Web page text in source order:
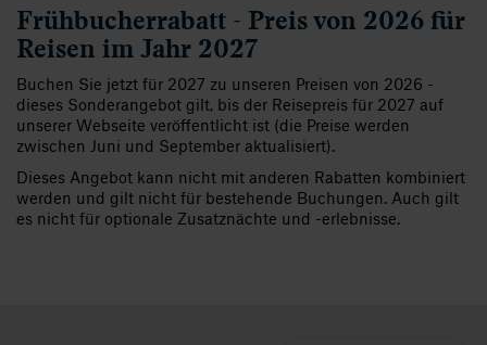
Frühbucherrabatt - Preis von 2026 für
Reisen im Jahr 2027
Buchen Sie jetzt für 2027 zu unseren Preisen von 2026 -
dieses Sonderangebot gilt, bis der Reisepreis für 2027 auf
unserer Webseite veröffentlicht ist (die Preise werden
zwischen Juni und September aktualisiert).
Dieses Angebot kann nicht mit anderen Rabatten kombiniert
werden und gilt nicht für bestehende Buchungen. Auch gilt
es nicht für optionale Zusatznächte und -erlebnisse.